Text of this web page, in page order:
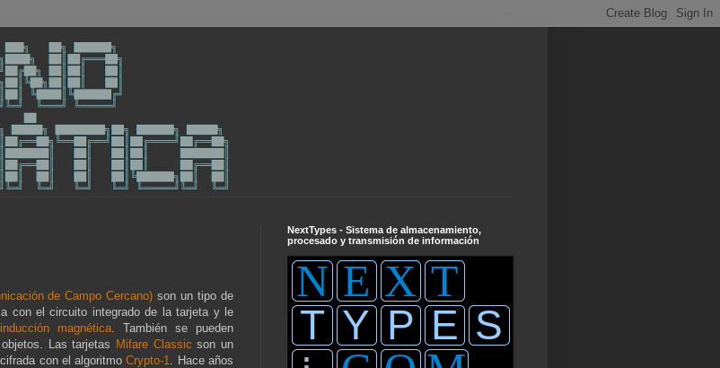
de Campo Cercano) son un tipo de
con el circuito integrado de la tarjeta y le
inducción magnética. También se pueden
Las tarjetas Mifare Classic son un
con el algoritmoCrypto-1
. Hace años
NextTypes - Sistema de almacenamiento,
procesado y transmisión de información